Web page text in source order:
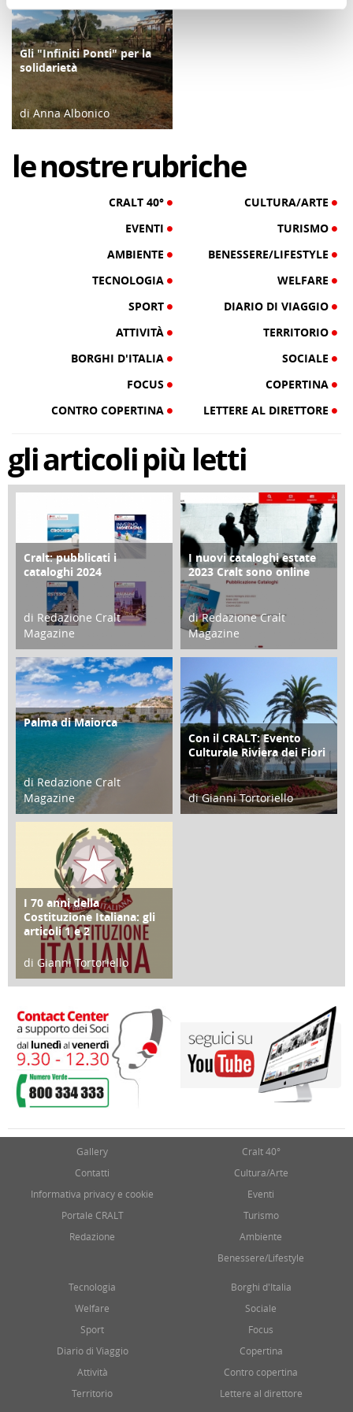
FOCUS
Gli "Infiniti Ponti" per la
solidarietà
di Anna Albonico
lenostrerubriche
CRALT 40°
CULTURA/ARTE
EVENTI
TURISMO
AMBIENTE
BENESSERE/LIFESTYLE
TECNOLOGIA
WELFARE
SPORT
DIARIO DI VIAGGIO
ATTIVITÀ
TERRITORIO
BORGHI D'ITALIA
SOCIALE
FOCUS
COPERTINA
CONTRO COPERTINA
LETTERE AL DIRETTORE
gliarticolipiù letti
COPERTINA
Cralt: pubblicati i
cataloghi 2024
di Redazione Cralt
Magazine
21 Novembre 2023
CONTRO COPERTINA
I nuovi cataloghi estate
2023 Cralt sono online
di Redazione Cralt
Magazine
07 Marzo 2023
ATTIVITÀ
Palma di Maiorca
di Redazione Cralt
Magazine
25 Giugno 2016
ATTIVITÀ
Con il CRALT: Evento
Culturale Riviera dei Fiori
di Gianni Tortoriello
FOCUS
I 70 anni della
Costituzione Italiana: gli
articoli 1 e 2
di Gianni Tortoriello
17 Marzo 2018
Gallery
Contatti
Informativa privacy e cookie
Portale CRALT
Redazione
Cralt 40°
Cultura/Arte
Eventi
Turismo
Ambiente
Benessere/Lifestyle
Tecnologia
Welfare
Sport
Diario di Viaggio
Attività
Territorio
Borghi d'Italia
Sociale
Focus
Copertina
Contro copertina
Lettere al direttore